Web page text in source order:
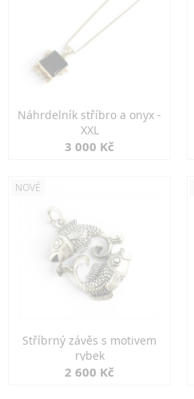
Náhrdelník stříbro a onyx -
XXL
3 000 Kč
NOVÉ
Stříbrný závěs s motivem
rybek
2 600 Kč